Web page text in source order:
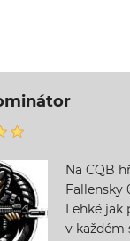
Na CQB
Fallensky
Lehké jak
v každém